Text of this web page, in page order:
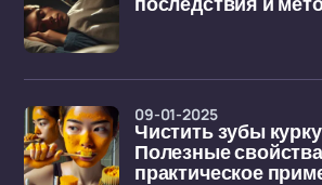
последствия и
Чистить зубы
Полезные
практическое
09-01-2025